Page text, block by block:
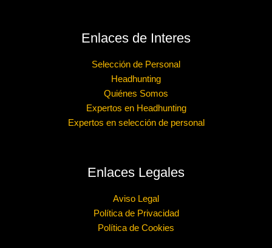
Enlaces de Interes
Selección de Personal
Headhunting
Quiénes Somos
Expertos en Headhunting
Expertos en selección de personal
Enlaces Legales
Aviso Legal
Política de Privacidad
Política de Cookies